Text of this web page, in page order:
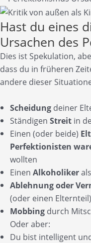
Hast du eines
Ursachen des
Dies ist Spekulation,
dass du in früheren
andere dieser
Scheidung deiner
Ständigen Streit in
Einen (oder beide)
Perfektionisten
wollten
Einen Alkoholiker
Ablehnung oder
(oder einen Elternteil)
Mobbing durch
Oder aber:
Du bist intelligent